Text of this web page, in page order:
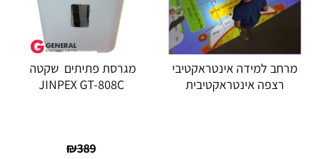
מרחב למידה אינטראקטיבי
רצפה אינטראקטיבית
מגרסת פתיתים שקטה
JINPEX GT-808C
₪389